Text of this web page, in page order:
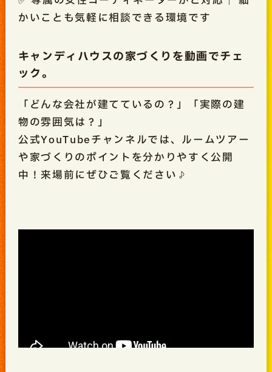
かいことも気軽に相談できる環境です
キャンディハウスの家づくりを動画でチェ
ック。
「どんな会社が建てているの？」「実際の建
物の雰囲気は？」
公式YouTubeチャンネルでは、ルームツアー
や家づくりのポイントを分かりやすく公開
中！来場前にぜひご覧ください♪